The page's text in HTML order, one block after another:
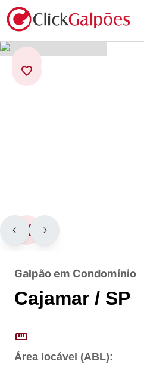
Galpão em Condomínio
Cajamar / SP
straighten
Área locável (ABL):
favorite
arrow_back